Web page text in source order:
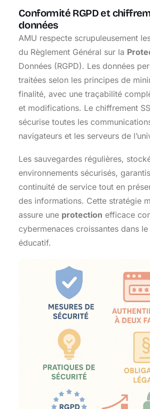
Conformité RGPD et
données
AMU respecte scrupuleusement
du Règlement Général sur la
Données (RGPD). Les données
traitées selon les principes de
finalité, avec une traçabilité
et modifications. Le chiffrement
sécurise toutes les
navigateurs et les serveurs de
Les sauvegardes régulières,
environnements sécurisés,
continuité de service tout en
des informations. Cette stratégie
assure une protection efficace
cybermenaces croissantes dans
éducatif.